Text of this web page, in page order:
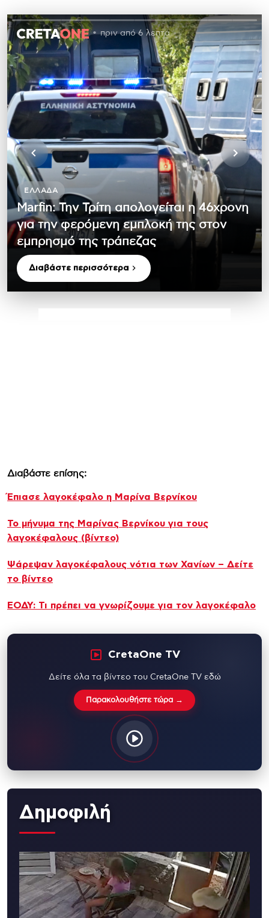
πριν από 6 λεπτά
ΕΛΛΆΔΑ
Marfin: Την Τρίτη απολογείται η 46χρονη
για την φερόμενη εμπλοκή της στον
εμπρησμό της τράπεζας
Διαβάστε περισσότερα
Διαβάστε επίσης:
Έπιασε λαγοκέφαλο η Μαρίνα Βερνίκου
Το μήνυμα της Μαρίνας Βερνίκου για τους
λαγοκέφαλους (βίντεο)
Ψάρεψαν λαγοκέφαλους νότια των Χανίων – Δείτε
το βίντεο
ΕΟΔΥ: Τι πρέπει να γνωρίζουμε για τον λαγοκέφαλο
CretaOne TV
Δείτε όλα τα βίντεο του CretaOne TV εδώ
Παρακολουθήστε τώρα →
Δημοφιλή